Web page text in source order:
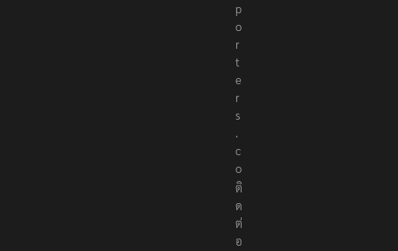
p
o
r
t
e
r
s
.
c
o
ติ
ด
ต่
อ